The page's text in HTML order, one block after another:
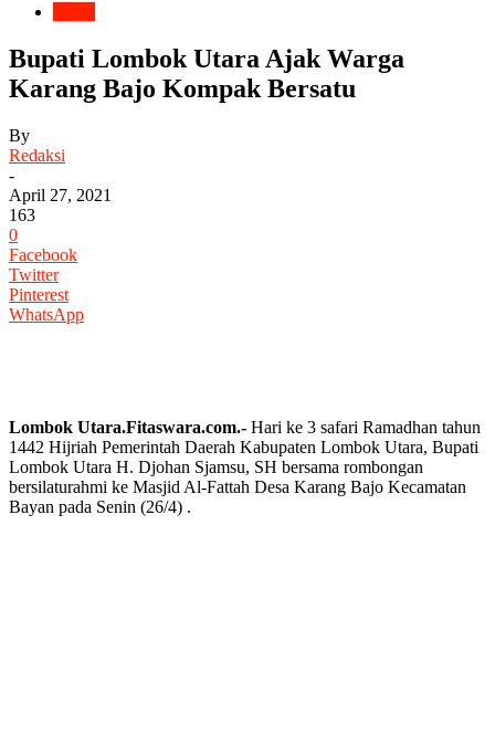
Bupati Lombok Utara Ajak Warga
Karang Bajo Kompak Bersatu
By
Redaksi
-
April 27, 2021
163
0
Facebook
Twitter
Pinterest
WhatsApp
Lombok Utara.Fitaswara.com.- Hari ke 3 safari Ramadhan tahun
1442 Hijriah Pemerintah Daerah Kabupaten Lombok Utara, Bupati
Lombok Utara H. Djohan Sjamsu, SH bersama rombongan
bersilaturahmi ke Masjid Al-Fattah Desa Karang Bajo Kecamatan
Bayan pada Senin (26/4) .